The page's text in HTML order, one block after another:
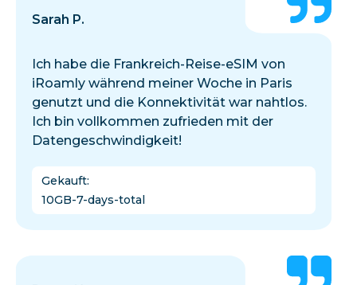
Sarah P.
Ich habe die Frankreich-Reise-eSIM von
iRoamly während meiner Woche in Paris
genutzt und die Konnektivität war nahtlos.
Ich bin vollkommen zufrieden mit der
Datengeschwindigkeit!
Gekauft:
10GB-7-days-total